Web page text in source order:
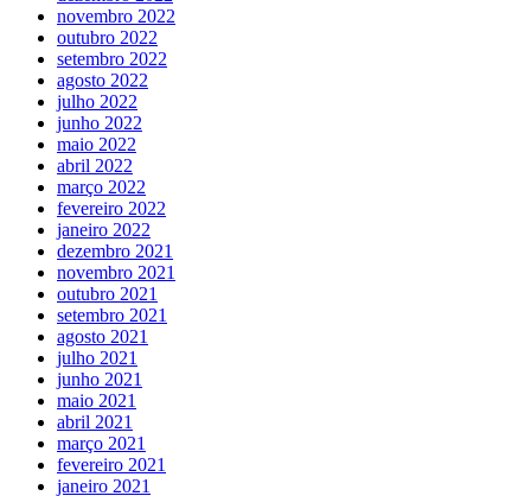
novembro 2022
outubro 2022
setembro 2022
agosto 2022
julho 2022
junho 2022
maio 2022
abril 2022
março 2022
fevereiro 2022
janeiro 2022
dezembro 2021
novembro 2021
outubro 2021
setembro 2021
agosto 2021
julho 2021
junho 2021
maio 2021
abril 2021
março 2021
fevereiro 2021
janeiro 2021